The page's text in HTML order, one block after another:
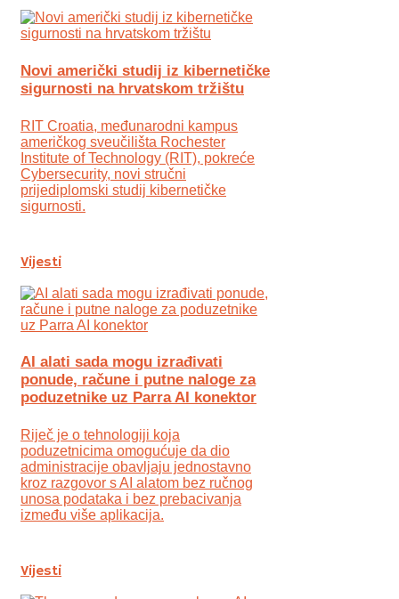
Novi američki studij iz kibernetičke
sigurnosti na hrvatskom tržištu
RIT Croatia, međunarodni kampus
američkog sveučilišta Rochester
Institute of Technology (RIT), pokreće
Cybersecurity, novi stručni
prijediplomski studij kibernetičke
sigurnosti.
Vijesti
AI alati sada mogu izrađivati
ponude, račune i putne naloge za
poduzetnike uz Parra AI konektor
Riječ je o tehnologiji koja
poduzetnicima omogućuje da dio
administracije obavljaju jednostavno
kroz razgovor s AI alatom bez ručnog
unosa podataka i bez prebacivanja
između više aplikacija.
Vijesti